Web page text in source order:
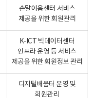
손말이음센터 서비스
제공을 위한 회원관리
K-ICT 빅데이터센터
인프라 운영 등 서비스
제공을 위한 회원정보 관리
디지털배움터 운영 및
회원관리